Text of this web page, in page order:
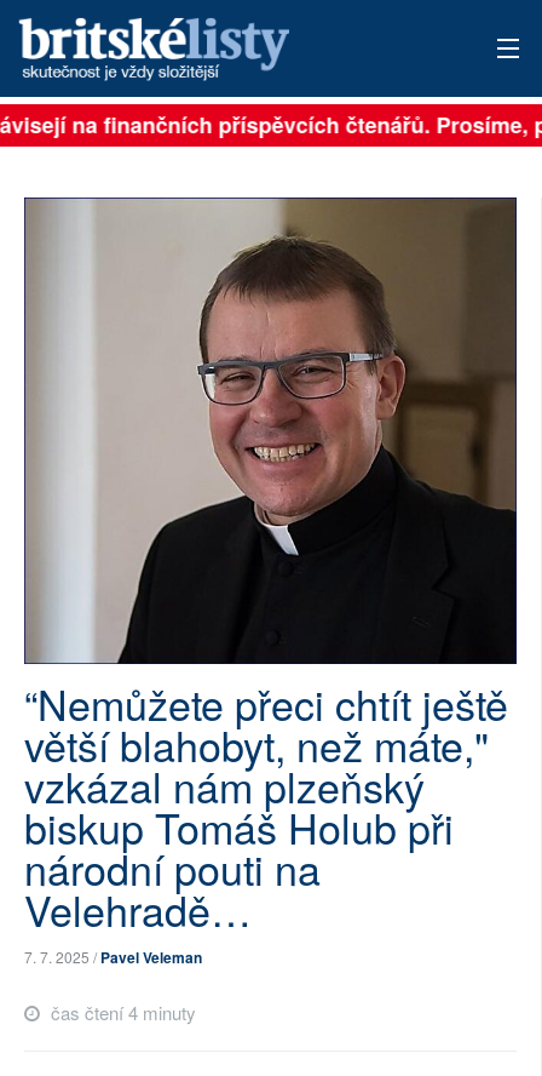
PŘIHLÁSIT
NEJČTENĚJŠÍ ZA 7 DNÍ
PŘÍSPĚVKY NA PROVOZ
SOCIÁLNÍ SÍTĚ
PLNÁ VERZE STRÁNEK
na finančních příspěvcích čtenářů. Prosíme,
“Nemůžete přeci chtít ještě
větší blahobyt, než máte,"
vzkázal nám plzeňský
biskup Tomáš Holub při
národní pouti na
Velehradě…
7. 7. 2025 /Pavel Veleman
čas čtení 4 minuty